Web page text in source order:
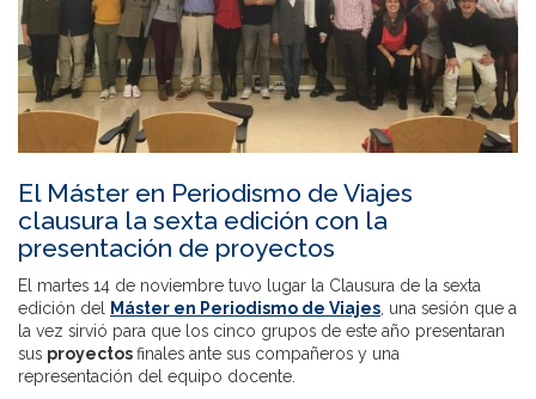
El Máster en Periodismo de Viajes
clausura la sexta edición con la
presentación de proyectos
El martes 14 de noviembre tuvo lugar la Clausura de la sexta
edición del Máster en Periodismo de Viajes, una sesión que a
la vez sirvió para que los cinco grupos de este año presentaran
sus proyectosfinales ante sus compañeros y una
representación del equipo docente.